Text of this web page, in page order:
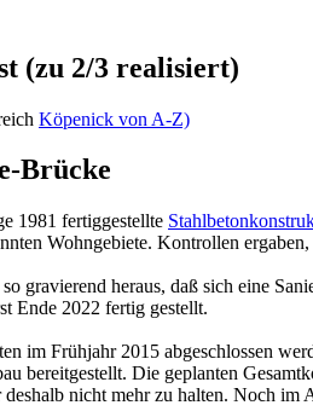
(zu 2/3 realisiert)
Köpenick von A-Z)
Brücke
1981 fertiggestellte
Wohngebiete. Kontrollen
gravierend heraus, daß sich eine
Ende 2022 fertig gestellt.
im Frühjahr 2015 abgeschlossen
bereitgestellt. Die geplanten
nicht mehr zu halten. Noch im